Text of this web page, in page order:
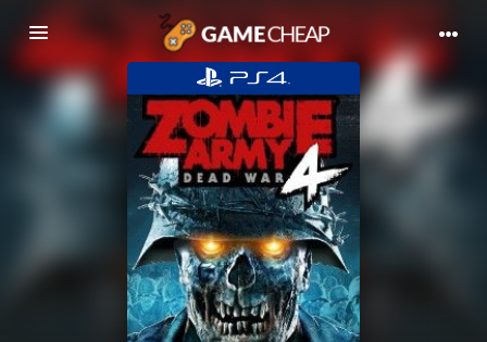
Basculer
la
navigation